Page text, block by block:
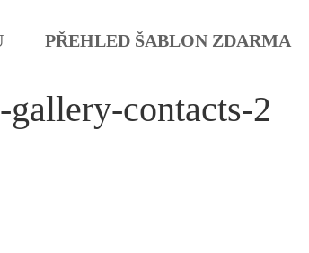
PŘEHLED ŠABLON ZDARMA
gallery-contacts-2